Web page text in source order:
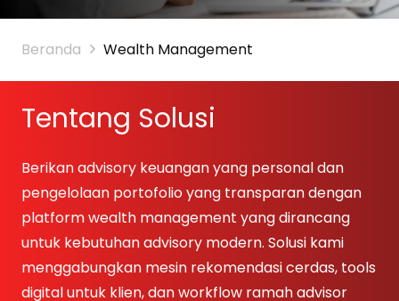
Beranda Wealth Management
Tentang Solusi
Berikan advisory keuangan yang personal dan
pengelolaan portofolio yang transparan dengan
platform wealth management yang dirancang
untuk kebutuhan advisory modern. Solusi kami
menggabungkan mesin rekomendasi cerdas, tools
digital untuk klien, dan workflow ramah advisor